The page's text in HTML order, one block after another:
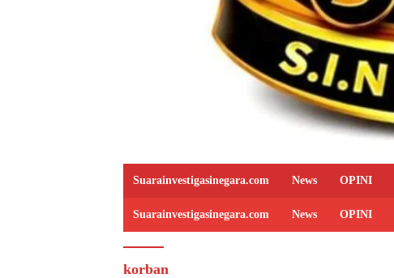
Suarainvestigasinegara.com News OPINI
Suarainvestigasinegara.com News OPINI
korban